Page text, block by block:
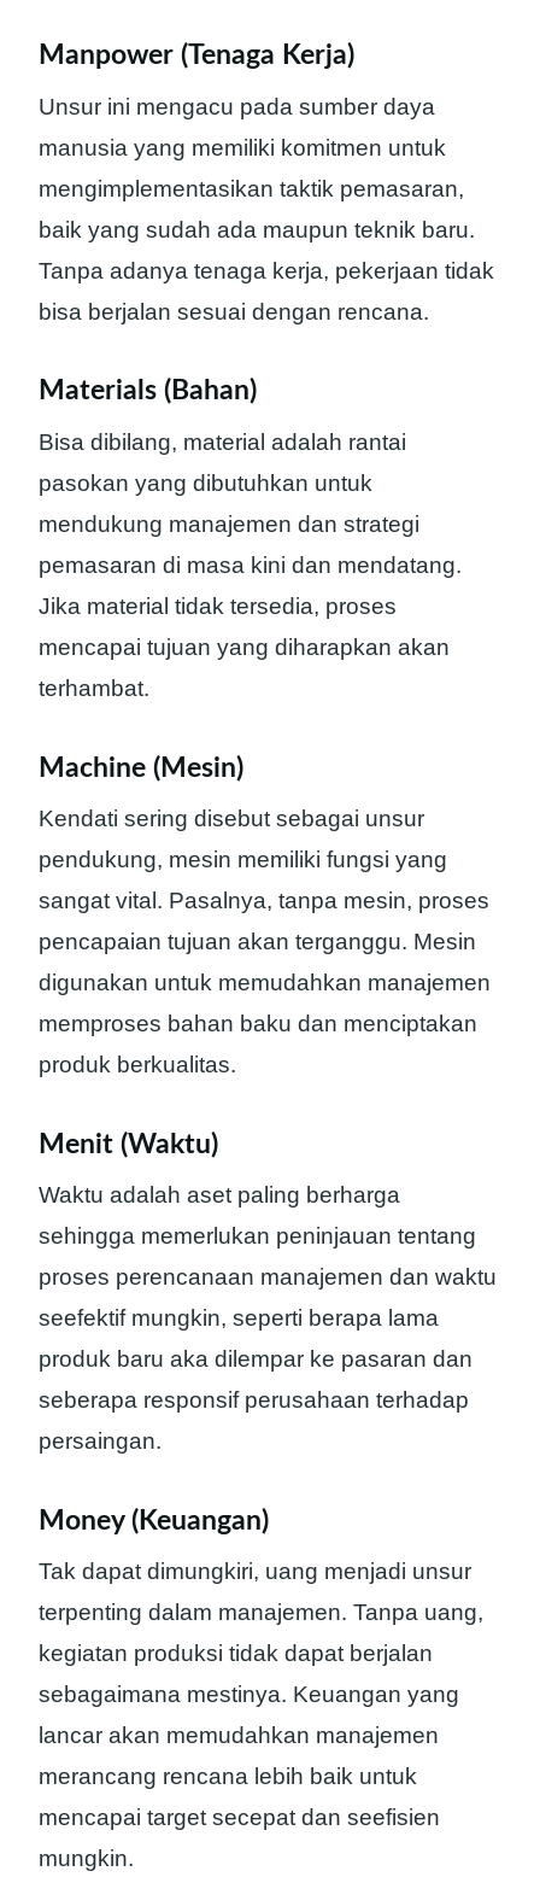
Manpower (Tenaga Kerja)
Unsur ini mengacu pada sumber daya
manusia yang memiliki komitmen untuk
mengimplementasikan taktik pemasaran,
baik yang sudah ada maupun teknik baru.
Tanpa adanya tenaga kerja, pekerjaan tidak
bisa berjalan sesuai dengan rencana.
Materials (Bahan)
Bisa dibilang, material adalah rantai
pasokan yang dibutuhkan untuk
mendukung manajemen dan strategi
pemasaran di masa kini dan mendatang.
Jika material tidak tersedia, proses
mencapai tujuan yang diharapkan akan
terhambat.
Machine (Mesin)
Kendati sering disebut sebagai unsur
pendukung, mesin memiliki fungsi yang
sangat vital. Pasalnya, tanpa mesin, proses
pencapaian tujuan akan terganggu. Mesin
digunakan untuk memudahkan manajemen
memproses bahan baku dan menciptakan
produk berkualitas.
Menit (Waktu)
Waktu adalah aset paling berharga
sehingga memerlukan peninjauan tentang
proses perencanaan manajemen dan waktu
seefektif mungkin, seperti berapa lama
produk baru aka dilempar ke pasaran dan
seberapa responsif perusahaan terhadap
persaingan.
Money (Keuangan)
Tak dapat dimungkiri, uang menjadi unsur
terpenting dalam manajemen. Tanpa uang,
kegiatan produksi tidak dapat berjalan
sebagaimana mestinya. Keuangan yang
lancar akan memudahkan manajemen
merancang rencana lebih baik untuk
mencapai target secepat dan seefisien
mungkin.